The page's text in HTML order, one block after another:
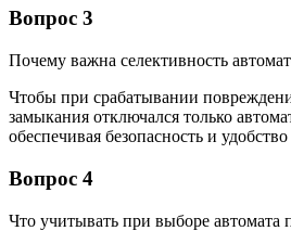
Вопрос 3
Почему важна селективность
Чтобы при срабатывании
замыкания отключался только
обеспечивая безопасность и
Вопрос 4
Что учитывать при выборе автомата